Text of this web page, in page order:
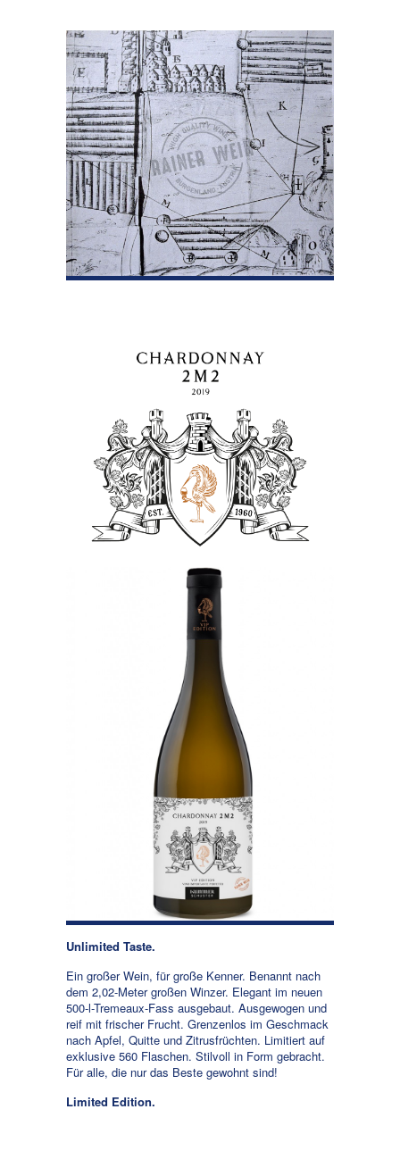
Unlimited Taste.
Ein großer Wein, für große Kenner. Benannt nach
dem 2,02-Meter großen Winzer. Elegant im neuen
500-l-Tremeaux-Fass ausgebaut. Ausgewogen und
reif mit frischer Frucht. Grenzenlos im Geschmack
nach Apfel, Quitte und Zitrusfrüchten. Limitiert auf
exklusive 560 Flaschen. Stilvoll in Form gebracht.
Für alle, die nur das Beste gewohnt sind!
Limited Edition.